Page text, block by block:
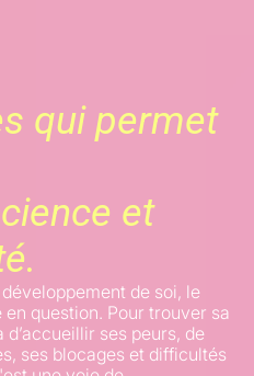
qui permet
et
de soi, le
question. Pour trouver sa
d’accueillir ses peurs, de
ses blocages et difficultés